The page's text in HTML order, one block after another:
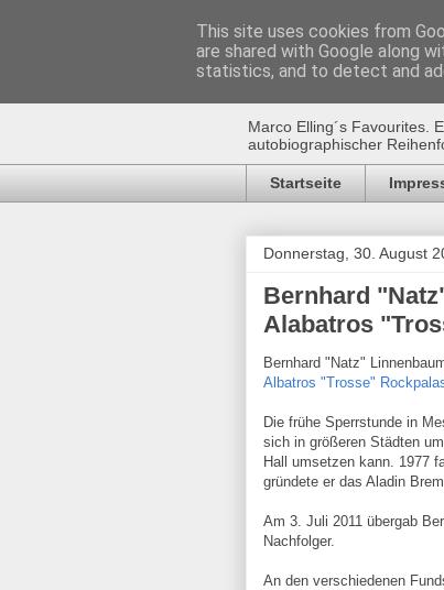
Marco
Marco Elling´s Favourites.
autobiographischer
Startseite
Donnerstag, 30. August
Bernhard
Alabatros
Bernhard "Natz"
Albatros "Trosse"
Die frühe Sperrstunde in
sich in größeren Städten
Hall umsetzen kann. 1977
gründete er das Aladin
Am 3. Juli 2011 übergab
Nachfolger.
An den verschiedenen
This site uses cookies from
are shared with Google along
statistics, and to detect and